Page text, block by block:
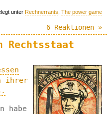
unter Rechnerrants, The power game
6 Reaktionen »
Rechtsstaat
ihrer
habe